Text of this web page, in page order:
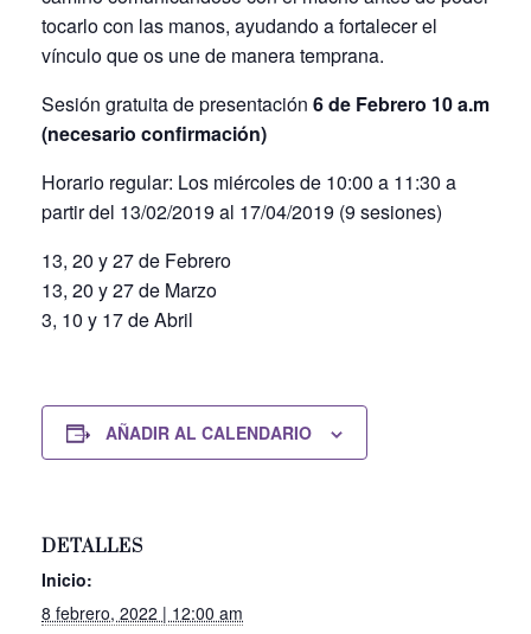
tocarlo con las manos, ayudando a fortalecer el
vínculo que os une de manera temprana.
Sesión gratuita de presentación 6 de Febrero 10 a.m
(necesario confirmación)
Horario regular: Los miércoles de 10:00 a 11:30 a
partir del 13/02/2019 al 17/04/2019 (9 sesiones)
13, 20 y 27 de Febrero
13, 20 y 27 de Marzo
3, 10 y 17 de Abril
AÑADIR AL CALENDARIO
DETALLES
Inicio:
8 febrero, 2022 | 12:00 am